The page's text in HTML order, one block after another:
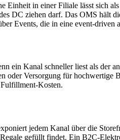
in einer Filiale lässt sich
DC ziehen darf. Das OMS hält
Events, die in eine event-driven
ein Kanal schneller liest als der
oder Versorgung für hochwertige
Kosten.
jedem Kanal über die
gefüllt findet. Ein B2C-